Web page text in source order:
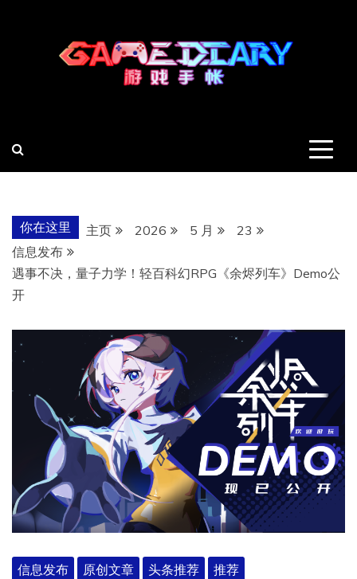
你在这里 主页 2026 5 月
23
信息发布
遇事不决，量子力学！轻百科幻RPG《余烬列车》Demo公
开
信息发布 原创文章 头条推荐 推荐